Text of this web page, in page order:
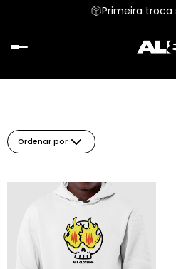
Primeira
Ordenar por